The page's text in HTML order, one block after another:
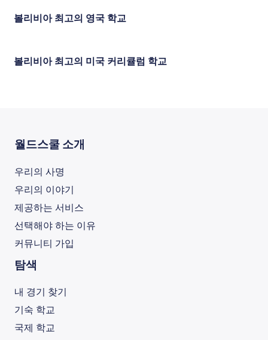
볼리비아 최고의 영국 학교
볼리비아 최고의 미국 커리큘럼 학교
월드스쿨 소개
우리의 사명
우리의 이야기
제공하는 서비스
선택해야 하는 이유
커뮤니티 가입
탐색
내 경기 찾기
기숙 학교
국제 학교